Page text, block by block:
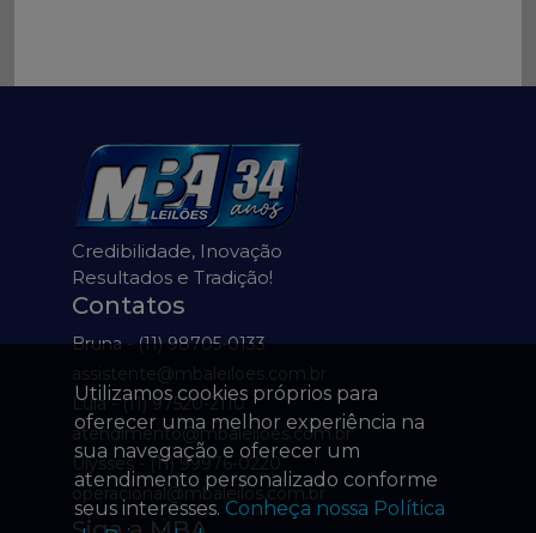
Credibilidade, Inovação
Resultados e Tradição!
Contatos
Bruna - (11) 98705-0133
assistente@mbaleiloes.com.br
Lula - (11) 97520-2110
atendimento@mbaleiloes.com.br
Ulysses - (11) 99976-0220
operacional@mbaleilos.com.br
Utilizamos cookies próprios para
oferecer uma melhor experiência na
sua navegação e oferecer um
atendimento personalizado conforme
seus interesses. Conheça nossa Política